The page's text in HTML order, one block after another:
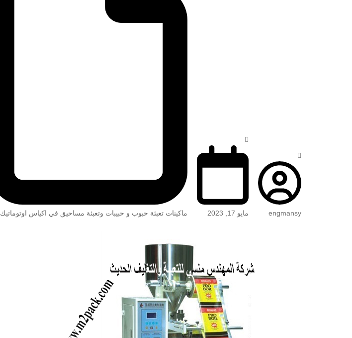
engmansy مايو 17, 2023 ماكينات تعبئة حبوب و حبيبات وتعبئة مساحيق في اكياس اوتوماتيك